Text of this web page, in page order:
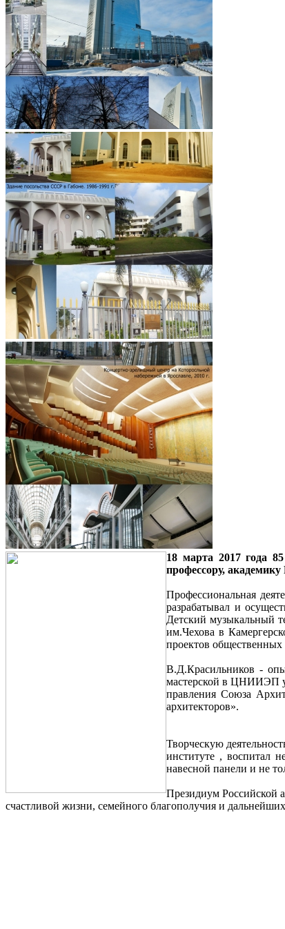
18 марта 2017 года
профессору,
Профессиональная
разрабатывал и
Детский музыкальный
им.Чехова в
проектов общественных
В.Д.Красильников -
мастерской в ЦНИИЭП
правления Союза
архитекторов».
Творческую
институте , воспитал
навесной панели и не
Президиум Российской
счастливой жизни, семейного благополучия и